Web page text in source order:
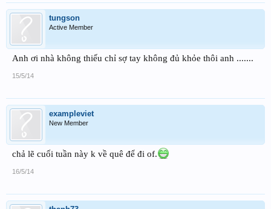
tungson
Active Member
Anh ơi nhà không thiếu chỉ sợ tay không đủ khỏe thôi anh .......
15/5/14
exampleviet
New Member
chả lẽ cuối tuần này k về quê để đi of.
16/5/14